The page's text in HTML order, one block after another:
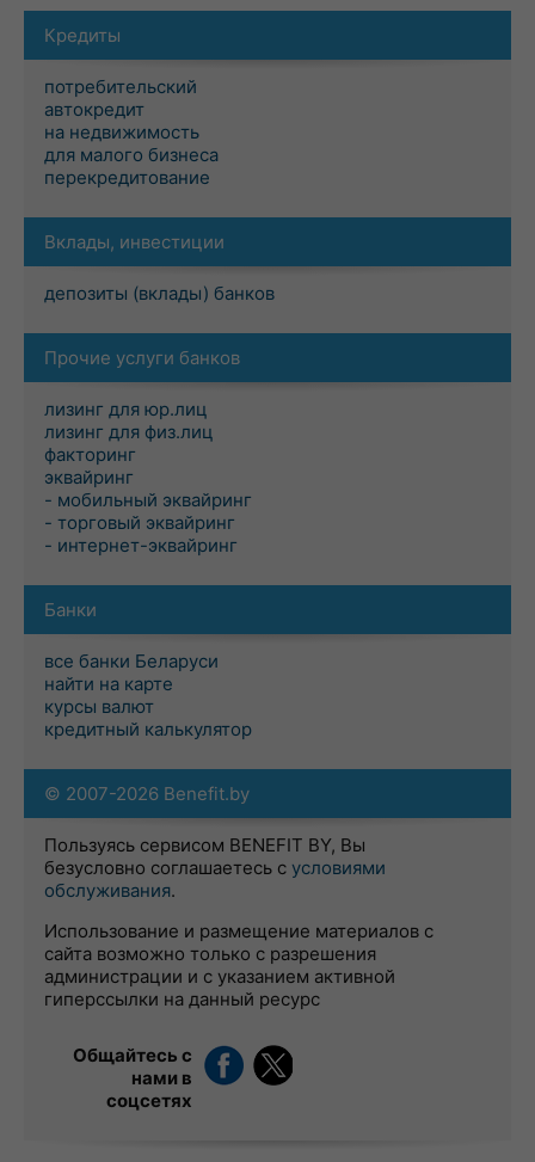
Кредиты
потребительский
автокредит
на недвижимость
для малого бизнеса
перекредитование
Вклады, инвестиции
депозиты (вклады) банков
Прочие услуги банков
лизинг для юр.лиц
лизинг для физ.лиц
факторинг
эквайринг
- мобильный эквайринг
- торговый эквайринг
- интернет-эквайринг
Банки
все банки Беларуси
найти на карте
курсы валют
кредитный калькулятор
© 2007-2026 Benefit.by
Пользуясь сервисом BENEFIT BY, Вы
безусловно соглашаетесь с условиями
обслуживания.
Использование и размещение материалов с
сайта возможно только с разрешения
администрации и с указанием активной
гиперссылки на данный ресурс
Общайтесь с
нами в
соцсетях